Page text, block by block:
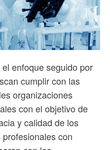
enfoque seguido por
cumplir con las
organizaciones
con el objetivo de
y calidad de los
con